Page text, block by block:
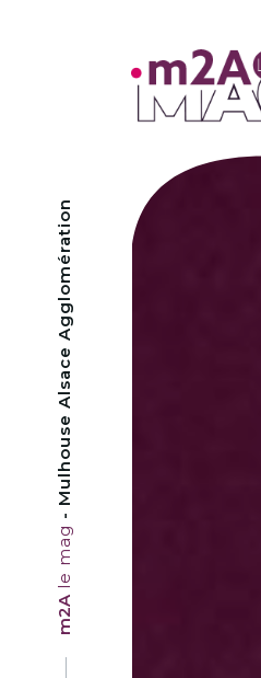
m2A
le mag
- Mulhouse Alsace Agglomération